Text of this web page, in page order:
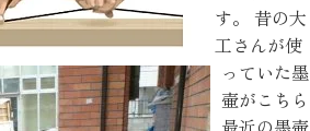
ホーム
ディネート
す。 昔の大
工さんが使
っていた墨
壷がこちら